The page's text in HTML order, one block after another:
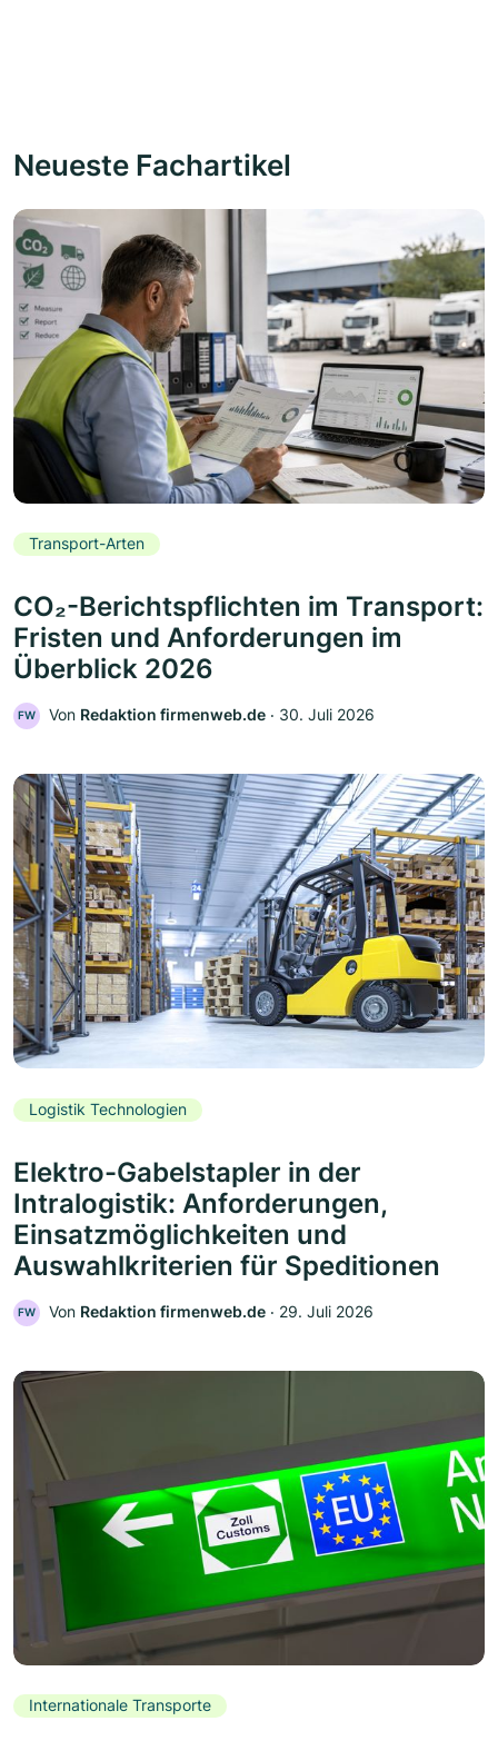
Neueste Fachartikel
Transport-Arten
CO₂-Berichtspflichten im Transport:
Fristen und Anforderungen im
Überblick 2026
FW Von Redaktion firmenweb.de ‧ 30. Juli 2026
Logistik Technologien
Elektro-Gabelstapler in der
Intralogistik: Anforderungen,
Einsatzmöglichkeiten und
Auswahlkriterien für Speditionen
FW Von Redaktion firmenweb.de ‧ 29. Juli 2026
Internationale Transporte